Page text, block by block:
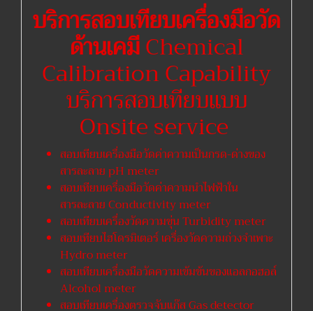
บริการสอบเทียบเครื่องมือวัด
ด้านเคมีChemical
Calibration Capability
บริการสอบเทียบแบบ
Onsite service
สอบเทียบเครื่องมือวัดค่าความเป็นกรด-ด่างของ
สารละลาย pH meter
สอบเทียบเครื่องมือวัดค่าความนำไฟฟ้าใน
สารละลาย Conductivity meter
สอบเทียบเครื่องวัดความขุ่น Turbidity meter
สอบเทียบไฮโดรมิเตอร์ เครื่องวัดความถ่วงจำเพาะ
Hydro meter
สอบเทียบเครื่องมือวัดความเข้มข้นของแอลกอฮอล์
Alcohol meter
สอบเทียบเครื่องตรวจจับแก๊ส Gas detector